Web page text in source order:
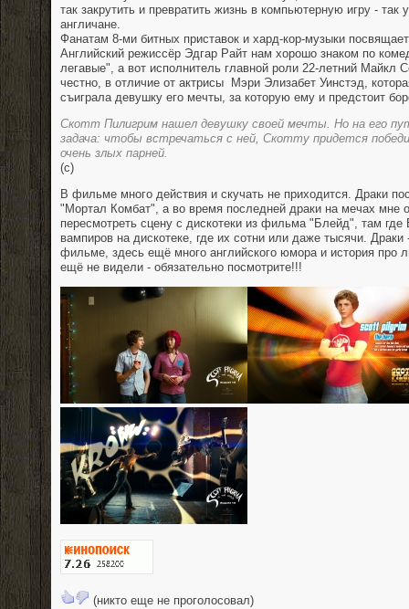
так закрутить и превратить жизнь в компьютерную игру - так
англичане.
Фанатам 8-ми битных приставок и хард-кор-музыки
Английский режиссёр Эдгар Райт нам хорошо знаком по
легавые", а вот исполнитель главной роли 22-летний Майкл
честно, в отличие от актрисы Мэри Элизабет Уинстэд,
съиграла девушку его мечты, за которую ему и предстоит
Скотт Пилигрим нашел девушку своей мечты. Но на его
задача: чтобы встречаться с ней, Скотту придется
очень злых парней.
(c)
В фильме много действия и скучать не приходится. Драки
"Мортал Комбат", а во время последней драки на мечах мне
пересмотреть сцену с дискотеки из фильма "Блейд", там
вампиров на дискотеке, где их сотни или даже тысячи.
фильме, здесь ещё много английского юмора и история про
ещё не видели - обязательно посмотрите!!!
(никто еще не проголосовал)